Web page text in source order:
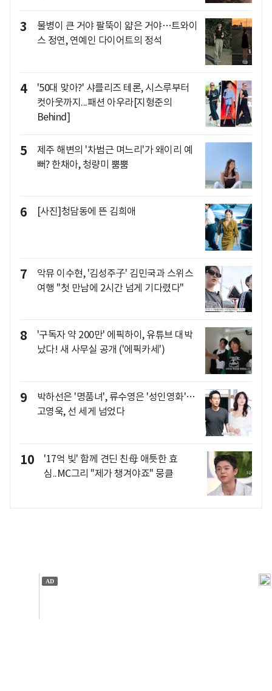
3
물병이 큰 거야 팔뚝이 얇은 거야…트와이
스 정연, 연예인 다이어트의 정석
4
'50대 맞아?' 샤를리즈 테론, 시스루부터
컷아웃까지...패션 아우라[지형준의
Behind]
5
제주 해변의 '차범근 며느리'가 왜이리 예
뻐? 한채아, 청량미 뿜뿜
6 [사진]청담동에 뜬 김희애
7
악뮤 이수현, '김성주子' 김민국과 스위스
여행 "첫 만남에 2시간 넘게 기다렸다"
8
'구독자 약 200만' 에픽하이, 유튜브 대박
났다! 새 사무실 공개 ('에픽카세')
9
박하선은 '명품녀', 류수영은 '성인영화'…
고영욱, 선 세게 넘었다
10
'17억 빚' 함께 견딘 친母 애틋한 효
심..MC그리 "제가 챙겨야죠" 뭉클